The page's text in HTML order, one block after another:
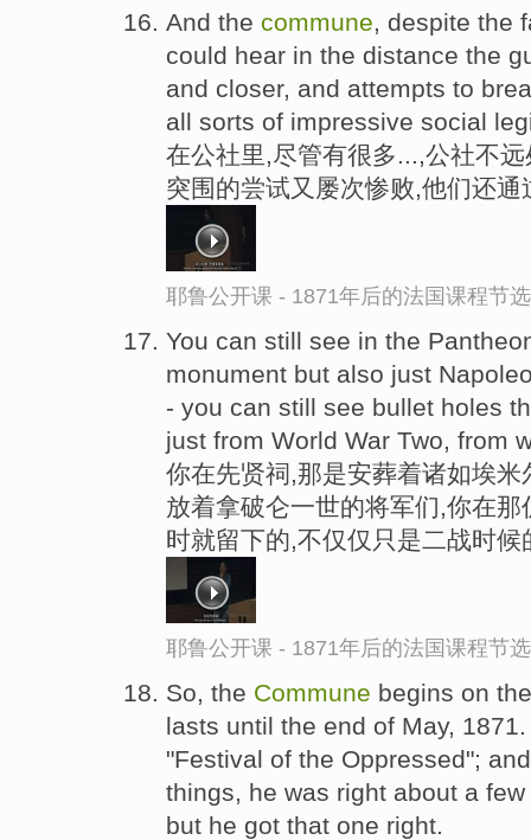
And the commune, despite the
could hear in the distance the
and closer, and attempts to
all sorts of impressive social
在公社里,尽管有很多...,公社不
突围的尝试又屡次惨败,他们还
耶鲁公开课 - 1871年后的法国课程节选
You can still see in the
monument but also just
- you can still see bullet holes
just from World War Two, from
你在先贤祠,那是安葬着诸如埃
放着拿破仑一世的将军们,你在
时就留下的,不仅仅只是二战时
耶鲁公开课 - 1871年后的法国课程节选
So, the Commune begins on
lasts until the end of May,
"Festival of the Oppressed";
things, he was right about a
but he got that one right.